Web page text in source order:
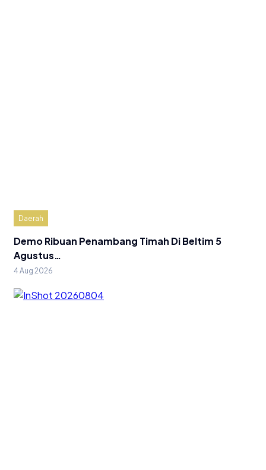
Daerah
Demo Ribuan Penambang Timah Di Beltim 5
Agustus…
4 Aug 2026